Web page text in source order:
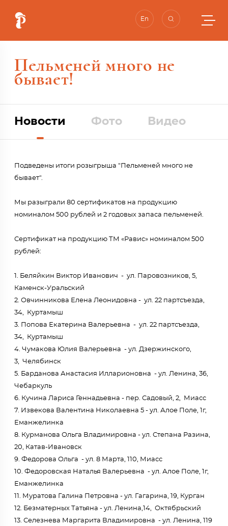
En
Пельменей много не
бывает!
Новости Фото Видео
Подведены итоги розыгрыша "Пельменей много не
бывает".
Мы разыграли 80 сертификатов на продукцию
номиналом 500 рублей и 2 годовых запаса пельменей.
Сертификат на продукцию ТМ «Равис» номиналом 500
рублей:
1. Беляйкин Виктор Иванович - ул. Паровозников, 5,
Каменск-Уральский
2. Овчинникова Елена Леонидовна - ул. 22 партсъезда,
34, Куртамыш
3. Попова Екатерина Валерьевна - ул. 22 партсъезда,
34, Куртамыш
4. Чумакова Юлия Валерьевна - ул. Дзержинского,
3, Челябинск
5. Барданова Анастасия Илларионовна - ул. Ленина, 36,
Чебаркуль
6. Кучина Лариса Геннадьевна - пер. Садовый, 2, Миасс
7. Извекова Валентина Николаевна 5 - ул. Алое Поле, 1г,
Еманжелинка
8. Курманова Ольга Владимировна - ул. Степана Разина,
20, Катав-Ивановск
9. Федорова Ольга - ул. 8 Марта, 110, Миасс
10. Федоровская Наталья Валерьевна - ул. Алое Поле, 1г,
Еманжелинка
11. Муратова Галина Петровна - ул. Гагарина, 19, Курган
12. Безматерных Татьяна - ул. Ленина,14, Октябрьский
13. Селезнева Маргарита Владимировна - ул. Ленина, 119